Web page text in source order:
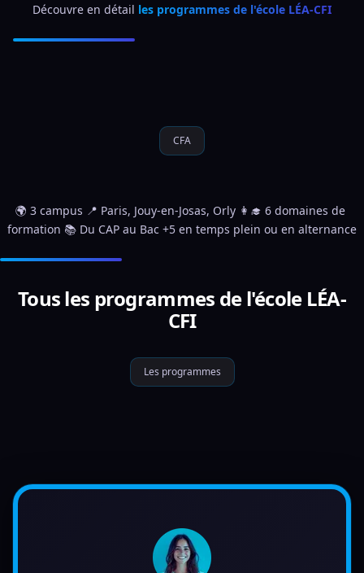
Découvre en détail les programmes de l'école LÉA-CFI
CFA
🌍 3 campus 📍 Paris, Jouy-en-Josas, Orly 👩‍🎓 6 domaines de
formation 📚 Du CAP au Bac +5 en temps plein ou en alternance
Tous les programmes de l'école LÉA-
CFI
Les programmes